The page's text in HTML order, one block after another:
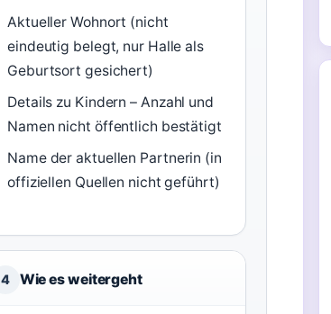
Aktueller Wohnort (nicht
eindeutig belegt, nur Halle als
Geburtsort gesichert)
Details zu Kindern – Anzahl und
Namen nicht öffentlich bestätigt
Name der aktuellen Partnerin (in
offiziellen Quellen nicht geführt)
4 Wie es weitergeht